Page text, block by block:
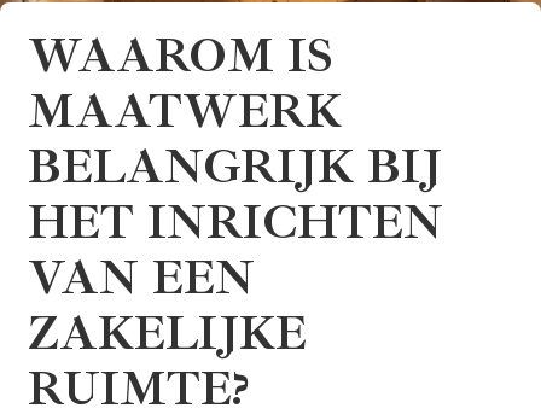
WAAROM IS
MAATWERK
BELANGRIJK BIJ
HET INRICHTEN
VAN EEN
ZAKELIJKE
RUIMTE?